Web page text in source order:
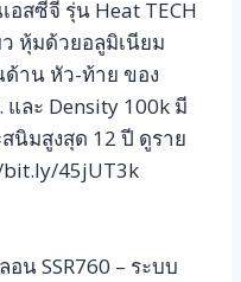
สซีจี รุ่น Heat TECH
หุ้มด้วยอลูมิเนียม
าน หัว-ท้าย ของ
ละ Density 100k มี
นิมสูงสุด 12 ปี ดูราย
bit.ly/45jUT3k
น SSR760 – ระบบ